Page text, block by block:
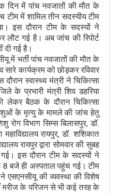
में पांच नवजातों की मौत के
टीम में शामिल तीन सदस्यीय टीम
इस दौरान टीम के सदस्यों ने
लौट गई है। अब जांच की रिपोर्ट
दी गई है।
में भर्ती पांच नवजातों की मौत के
कार्यक्रम को छोड़कर रविवार
स्वास्थ्य मंत्री ने चिकित्सा
के प्रभारी मंत्री शिव डहरिया
लेकर बैठक के दौरान चिकित्सा
के मृत्यु के मामले की जांच हेतु
विभाग सिम्स बिलासपुर, डॉ.
रायपुर, डॉ. शशिकात
रायपुर द्वारा सोमवार की सुबह
इस दौरान टीम के सदस्यों ने
8 बजे ही अस्पताल पहुंच गई। टीम
की व्यवस्था की विशेष
मरीज के परिजन से भी कई तरह के